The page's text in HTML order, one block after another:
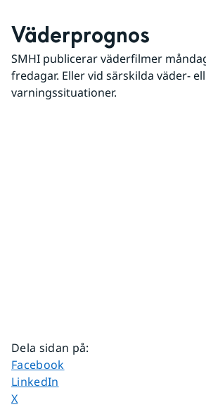
Väderprognos
SMHI publicerar väderfilmer
fredagar. Eller vid särskilda väder-
varningssituationer.
Dela sidan på:
Dela sidan på
Facebook
Dela sidan på
LinkedIn
Dela sidan på
X